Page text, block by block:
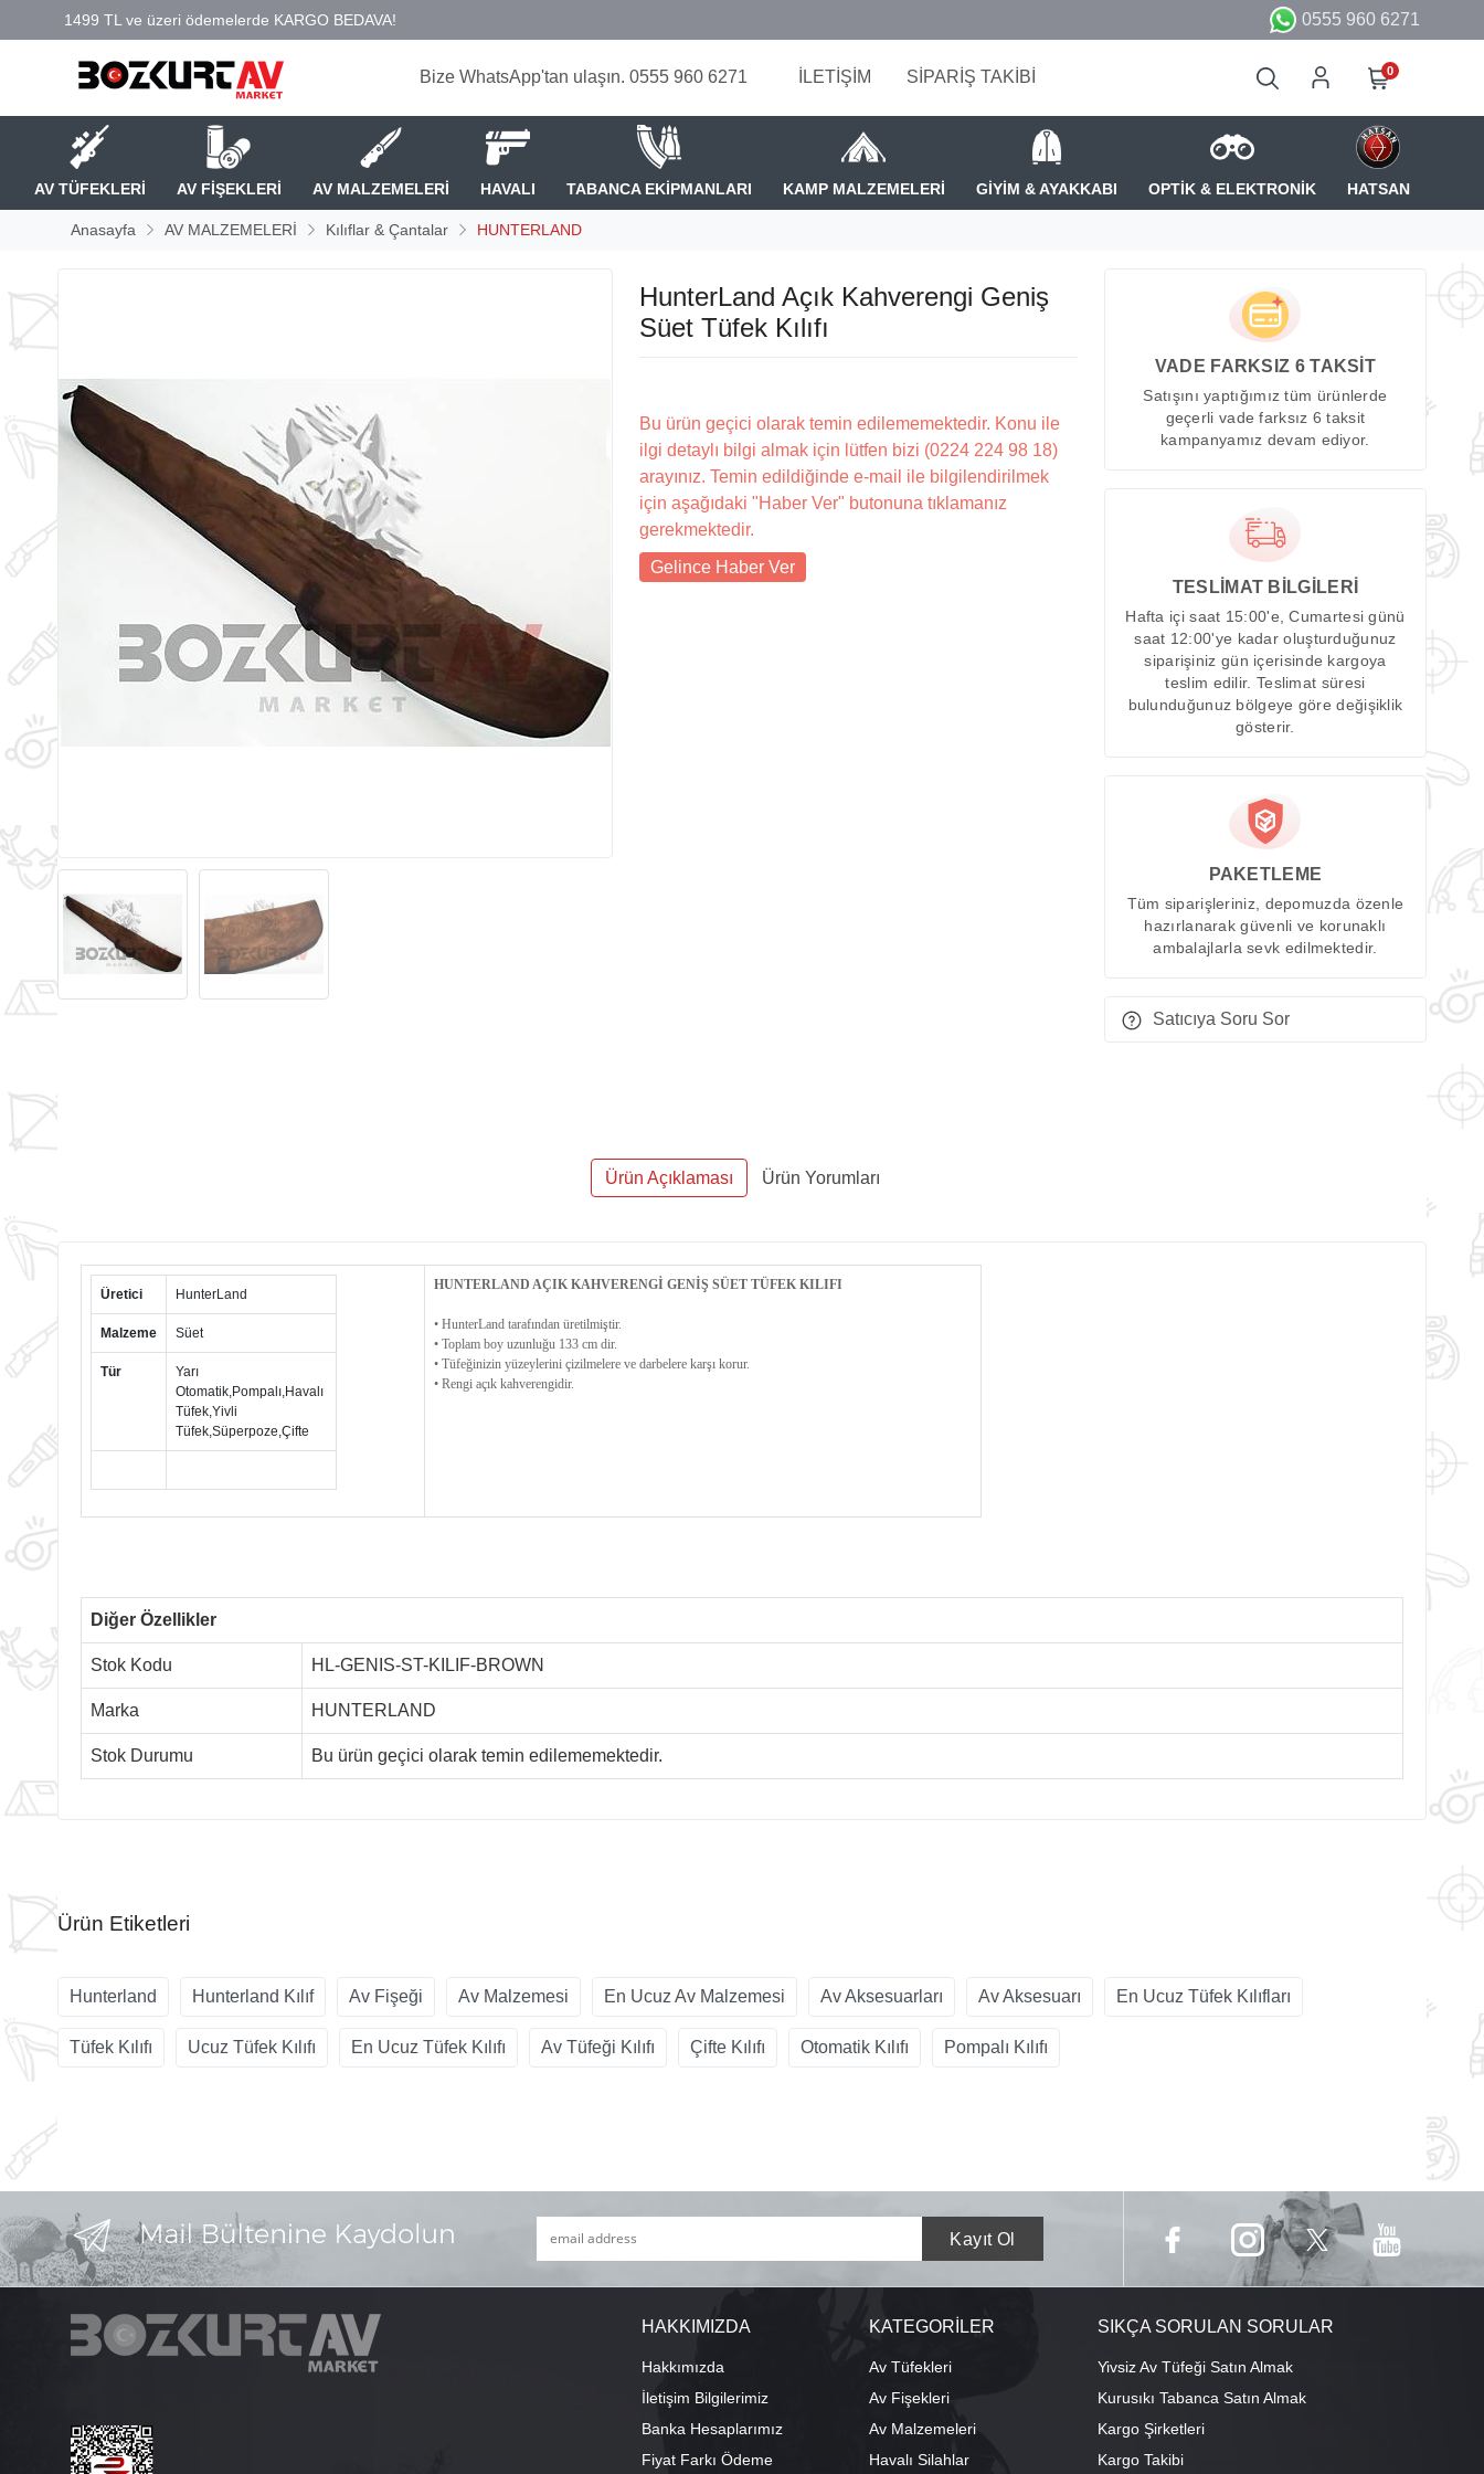
0555 960 6271
Bize WhatsApp'tan ulaşın. 0555 960 6271 İLETİŞİM SİPARİŞ TAKİBİ 0
AV TÜFEKLERİ AV FİŞEKLERİ AV MALZEMELERİ HAVALI TABANCA EKİPMANLARI KAMP MALZEMELERİ GİYİM & AYAKKABI OPTİK & ELEKTRONİK HATSAN
Anasayfa AV MALZEMELERİ Kılıflar & Çantalar HUNTERLAND
HunterLand Açık Kahverengi Geniş
Süet Tüfek Kılıfı
Bu ürün geçici olarak temin edilememektedir. Konu ile
ilgi detaylı bilgi almak için lütfen bizi (0224 224 98 18)
arayınız. Temin edildiğinde e-mail ile bilgilendirilmek
için aşağıdaki "Haber Ver" butonuna tıklamanız
gerekmektedir.
Gelince Haber Ver
VADE FARKSIZ 6 TAKSİT
Satışını yaptığımız tüm ürünlerde
geçerli vade farksız 6 taksit
kampanyamız devam ediyor.
TESLİMAT BİLGİLERİ
Hafta içi saat 15:00'e, Cumartesi günü
saat 12:00'ye kadar oluşturduğunuz
siparişiniz gün içerisinde kargoya
teslim edilir. Teslimat süresi
bulunduğunuz bölgeye göre değişiklik
gösterir.
PAKETLEME
Tüm siparişleriniz, depomuzda özenle
hazırlanarak güvenli ve korunaklı
ambalajlarla sevk edilmektedir.
Satıcıya Soru Sor
Ürün Açıklaması Ürün Yorumları
Üretici HunterLand
Malzeme Süet
Tür
Yarı
Otomatik,Pompalı,Havalı
Tüfek,Yivli
Tüfek,Süperpoze,Çifte
HUNTERLAND AÇIK KAHVERENGİ GENİŞ SÜET TÜFEK KILIFI
• HunterLand tarafından üretilmiştir.
• Toplam boy uzunluğu 133 cm dir.
• Tüfeğinizin yüzeylerini çizilmelere ve darbelere karşı korur.
• Rengi açık kahverengidir.
Diğer Özellikler
Stok Kodu HL-GENIS-ST-KILIF-BROWN
Marka HUNTERLAND
Stok Durumu Bu ürün geçici olarak temin edilememektedir.
Ürün Etiketleri
Hunterland Hunterland Kılıf Av Fişeği Av Malzemesi En Ucuz Av Malzemesi Av Aksesuarları Av Aksesuarı En Ucuz Tüfek Kılıfları
Tüfek Kılıfı Ucuz Tüfek Kılıfı En Ucuz Tüfek Kılıfı Av Tüfeği Kılıfı Çifte Kılıfı Otomatik Kılıfı Pompalı Kılıfı
HAKKIMIZDA
Hakkımızda
İletişim Bilgilerimiz
Banka Hesaplarımız
Fiyat Farkı Ödeme
KATEGORİLER
Av Tüfekleri
Av Fişekleri
Av Malzemeleri
Havalı Silahlar
SIKÇA SORULAN SORULAR
Yivsiz Av Tüfeği Satın Almak
Kurusıkı Tabanca Satın Almak
Kargo Şirketleri
Kargo Takibi